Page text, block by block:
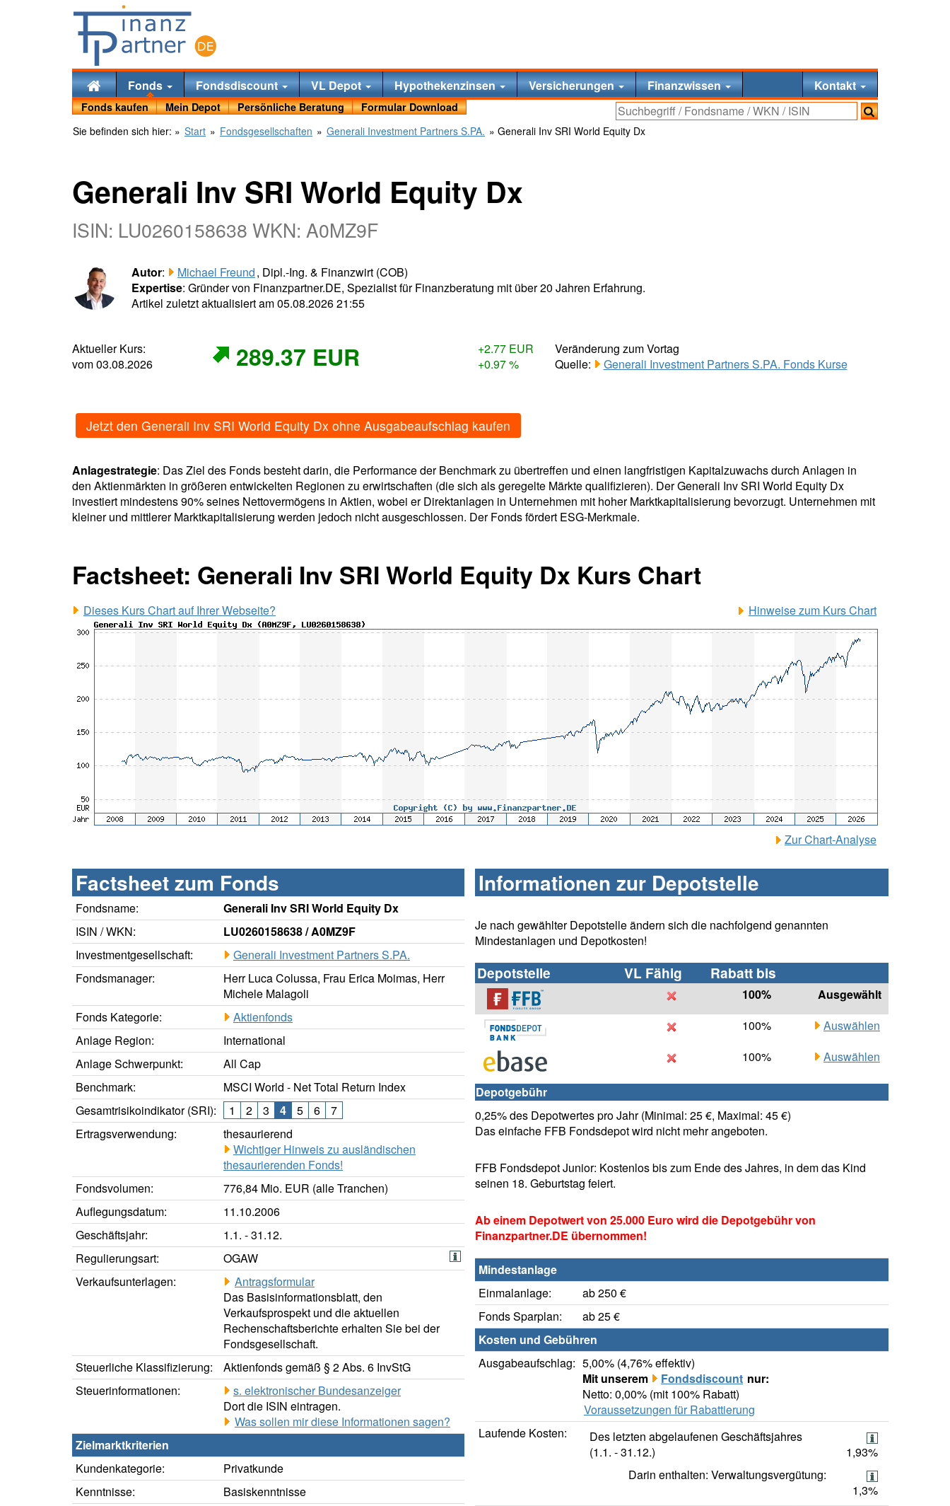
Fonds Fondsdiscount VL Depot Hypothekenzinsen Versicherungen Finanzwissen Kontakt
Fonds kaufen Mein Depot Persönliche Beratung
Formular Download
Sie befinden sich hier: » Start » Fondsgesellschaften » Generali Investment Partners S.PA. » Generali Inv SRI World Equity Dx
Generali Inv SRI World Equity Dx
ISIN: LU0260158638 WKN: A0MZ9F
Autor: Michael Freund, Dipl.-Ing. & Finanzwirt (COB)
Expertise: Gründer von Finanzpartner.DE, Spezialist für Finanzberatung mit über 20 Jahren Erfahrung.
Artikel zuletzt aktualisiert am 05.08.2026 21:55
Aktueller Kurs:
vom 03.08.2026
289.37 EUR
+2.77 EUR
+0.97 %
Veränderung zum Vortag
Quelle:
Generali Investment Partners S.PA. Fonds Kurse
Jetzt den Generali Inv SRI World Equity Dx ohne Ausgabeaufschlag kaufen
Anlagestrategie: Das Ziel des Fonds besteht darin, die Performance der Benchmark zu übertreffen und einen langfristigen Kapitalzuwachs durch Anlagen in
den Aktienmärkten in größeren entwickelten Regionen zu erwirtschaften (die sich als geregelte Märkte qualifizieren). Der Generali Inv SRI World Equity Dx
investiert mindestens 90% seines Nettovermögens in Aktien, wobei er Direktanlagen in Unternehmen mit hoher Marktkapitalisierung bevorzugt. Unternehmen mit
kleiner und mittlerer Marktkapitalisierung werden jedoch nicht ausgeschlossen. Der Fonds fördert ESG-Merkmale.
Factsheet: Generali Inv SRI World Equity Dx Kurs Chart
Dieses Kurs Chart auf Ihrer Webseite? Hinweise zum Kurs Chart
Zur Chart-Analyse
Factsheet zum Fonds
Fondsname:
Generali Inv SRI World Equity Dx
ISIN / WKN:
LU0260158638 / A0MZ9F
Investmentgesellschaft:
Generali Investment Partners S.PA.
Fondsmanager:
Herr Luca Colussa, Frau Erica Moimas, Herr
Michele Malagoli
Fonds Kategorie:
Aktienfonds
Anlage Region:
International
Anlage Schwerpunkt:
All Cap
Benchmark:
MSCI World - Net Total Return Index
Gesamtrisikoindikator (SRI):
1 2 3 4 5 6
7
Ertragsverwendung:
thesaurierend
Wichtiger Hinweis zu ausländischen
thesaurierenden Fonds!
Fondsvolumen:
776,84 Mio. EUR (alle Tranchen)
Auflegungsdatum:
11.10.2006
Geschäftsjahr:
1.1. - 31.12.
Regulierungsart:
OGAW
Verkaufsunterlagen:
Antragsformular
Das Basisinformationsblatt, den
Verkaufsprospekt und die aktuellen
Rechenschaftsberichte erhalten Sie bei der
Fondsgesellschaft.
Steuerliche Klassifizierung:
Aktienfonds gemäß § 2 Abs. 6 InvStG
Steuerinformationen:
s. elektronischer Bundesanzeiger
Dort die ISIN eintragen.
Was sollen mir diese Informationen sagen?
Zielmarktkriterien
Kundenkategorie:
Privatkunde
Kenntnisse:
Basiskenntnisse
Informationen zur Depotstelle
Je nach gewählter Depotstelle ändern sich die nachfolgend genannten
Mindestanlagen und Depotkosten!
Depotstelle VL Fähig Rabatt bis
100%
Ausgewählt
100%
Auswählen
100%
Auswählen
Depotgebühr
0,25% des Depotwertes pro Jahr (Minimal: 25 €, Maximal: 45 €)
Das einfache FFB Fondsdepot wird nicht mehr angeboten.
FFB Fondsdepot Junior: Kostenlos bis zum Ende des Jahres, in dem das Kind
seinen 18. Geburtstag feiert.
Ab einem Depotwert von 25.000 Euro wird die Depotgebühr von
Finanzpartner.DE übernommen!
Mindestanlage
Einmalanlage:
ab 250 €
Fonds Sparplan:
ab 25 €
Kosten und Gebühren
Ausgabeaufschlag: 5,00% (4,76% effektiv)
Mit unserem
Fondsdiscount nur:
Netto: 0,00% (mit 100% Rabatt)
Voraussetzungen für Rabattierung
Laufende Kosten:
Des letzten abgelaufenen Geschäftsjahres
(1.1. - 31.12.)
1,93%
Darin enthalten: Verwaltungsvergütung:
1,3%